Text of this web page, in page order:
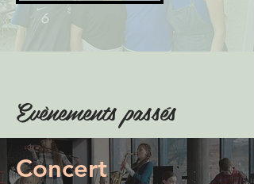
Evènements passés
Concert